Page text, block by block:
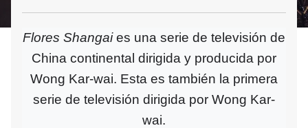
Flores Shangai es una serie de televisión de
China continental dirigida y producida por
Wong Kar-wai. Esta es también la primera
serie de televisión dirigida por Wong Kar-
wai.